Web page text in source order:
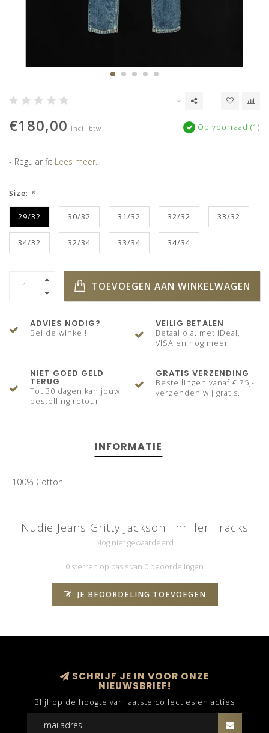
€180,00 Incl. btw Op voorraad (1)
- Regular fit Lees meer..
Size: *
29/32 30/32 31/32 32/32 33/32
34/32 32/34 33/34 34/34
TOEVOEGEN AAN WINKELWAGEN
ADVIES NODIG?
Bel de winkel!
VEILIG BETALEN
Betaal o.a. met iDeal,
VISA en nog meer.
NIET GOED GELD
TERUG
Tot 30 dagen kan jouw
bestelling retour.
GRATIS VERZENDING
Bestellingen vanaf € 75,-
verzenden wij gratis.
INFORMATIE
-100% Cotton
Nudie Jeans Gritty Jackson Thriller Tracks
Nog niet gewaardeerd
0 sterren op basis van 0 beoordelingen
JE BEOORDELING TOEVOEGEN
SCHRIJF JE IN VOOR ONZE
NIEUWSBRIEF!
Blijf op de hoogte van laatste collecties en acties